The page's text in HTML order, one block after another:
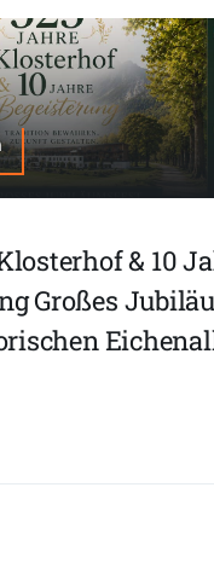
& 10
Großes